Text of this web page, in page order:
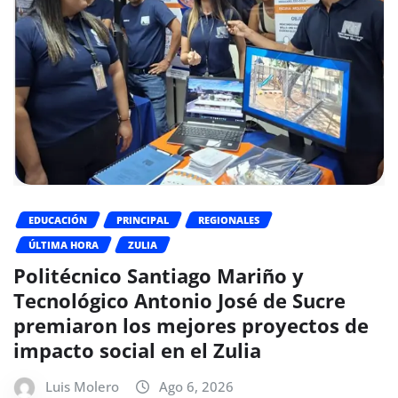
EDUCACIÓN PRINCIPAL
REGIONALES
ÚLTIMA HORA
ZULIA
Politécnico Santiago Mariño y
Tecnológico Antonio José de Sucre
premiaron los mejores proyectos de
impacto social en el Zulia
Luis Molero Ago 6, 2026